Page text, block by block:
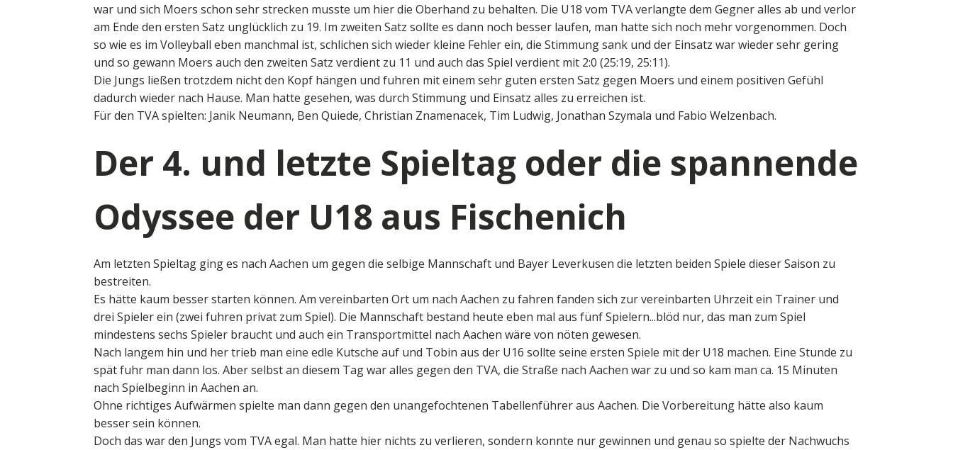
war und sich Moers schon sehr strecken musste um hier die Oberhand zu behalten. Die U18 vom TVA verlangte dem Gegner alles ab und verlor
am Ende den ersten Satz unglücklich zu 19. Im zweiten Satz sollte es dann noch besser laufen, man hatte sich noch mehr vorgenommen. Doch
so wie es im Volleyball eben manchmal ist, schlichen sich wieder kleine Fehler ein, die Stimmung sank und der Einsatz war wieder sehr gering
und so gewann Moers auch den zweiten Satz verdient zu 11 und auch das Spiel verdient mit 2:0 (25:19, 25:11).
Die Jungs ließen trotzdem nicht den Kopf hängen und fuhren mit einem sehr guten ersten Satz gegen Moers und einem positiven Gefühl
dadurch wieder nach Hause. Man hatte gesehen, was durch Stimmung und Einsatz alles zu erreichen ist.
Für den TVA spielten: Janik Neumann, Ben Quiede, Christian Znamenacek, Tim Ludwig, Jonathan Szymala und Fabio Welzenbach.
Der 4. und letzte Spieltag oder die spannende
Odyssee der U18 aus Fischenich
Am letzten Spieltag ging es nach Aachen um gegen die selbige Mannschaft und Bayer Leverkusen die letzten beiden Spiele dieser Saison zu
bestreiten.
Es hätte kaum besser starten können. Am vereinbarten Ort um nach Aachen zu fahren fanden sich zur vereinbarten Uhrzeit ein Trainer und
drei Spieler ein (zwei fuhren privat zum Spiel). Die Mannschaft bestand heute eben mal aus fünf Spielern...blöd nur, das man zum Spiel
mindestens sechs Spieler braucht und auch ein Transportmittel nach Aachen wäre von nöten gewesen.
Nach langem hin und her trieb man eine edle Kutsche auf und Tobin aus der U16 sollte seine ersten Spiele mit der U18 machen. Eine Stunde zu
spät fuhr man dann los. Aber selbst an diesem Tag war alles gegen den TVA, die Straße nach Aachen war zu und so kam man ca. 15 Minuten
nach Spielbeginn in Aachen an.
Ohne richtiges Aufwärmen spielte man dann gegen den unangefochtenen Tabellenführer aus Aachen. Die Vorbereitung hätte also kaum
besser sein können.
Doch das war den Jungs vom TVA egal. Man hatte hier nichts zu verlieren, sondern konnte nur gewinnen und genau so spielte der Nachwuchs